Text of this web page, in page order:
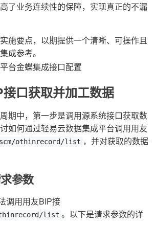
了业务连续性的保障，实现真正的不漏
施要点，以期提供一个清晰、可操作且
成参考。
口获取并加工数据
期中，第一步是调用源系统接口获取数
如何通过轻易云数据集成平台调用用友
othinrecord/list ，并对获取的数据
参数
调用用友BIP接
list 。以下是请求参数的详